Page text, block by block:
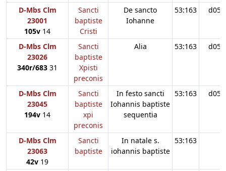
D-Mbs Clm
23001
105v 14
Sancti
baptiste
Cristi
De sancto
Iohanne
53:163 d05
D-Mbs Clm
23026
340r/683 31
Sancti
baptiste
Xpisti
preconis
Alia 53:163 d05
D-Mbs Clm
23045
194v 14
Sancti
baptiste
xpi
preconis
In festo sancti
Iohannis baptiste
sequentia
53:163 d05
D-Mbs Clm
23063
42v 19
Sancti
baptiste
In natale s.
iohannis baptiste
53:163